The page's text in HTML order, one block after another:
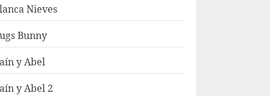
Nieves
Bunny
y Abel
y Abel 2